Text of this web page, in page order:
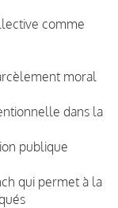
comme
moral
dans la
publique
qui permet à la